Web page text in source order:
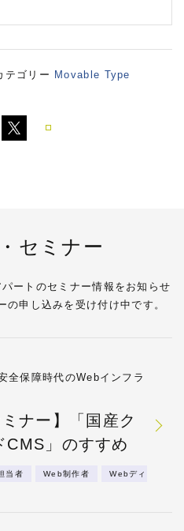
ゴリー Movable Type
セミナー
ートのセミナー情報をお知らせ
の申し込みを受け付け中です。
全保障時代のWebインフラ
ナー】「国産ク
」のすすめ
当者 Web制作者 Webディ